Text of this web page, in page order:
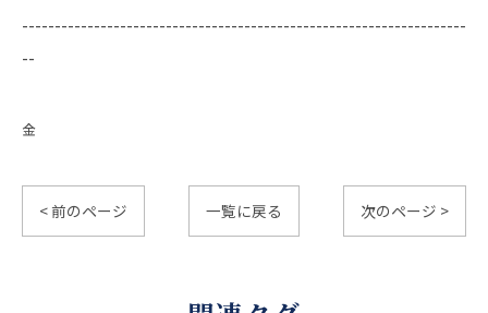
--------------------------------------------------------------------
--
金
< 前のページ 一覧に戻る 次のページ >